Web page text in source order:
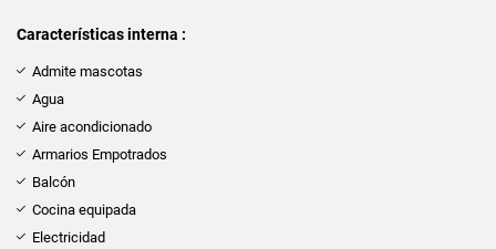
Características interna :
Admite mascotas
Agua
Aire acondicionado
Armarios Empotrados
Balcón
Cocina equipada
Electricidad